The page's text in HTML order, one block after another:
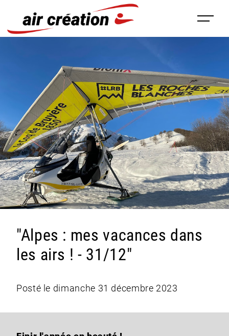
"Alpes : mes vacances dans
les airs ! - 31/12"
Posté le dimanche 31 décembre 2023
Panneau de gestion des cookies